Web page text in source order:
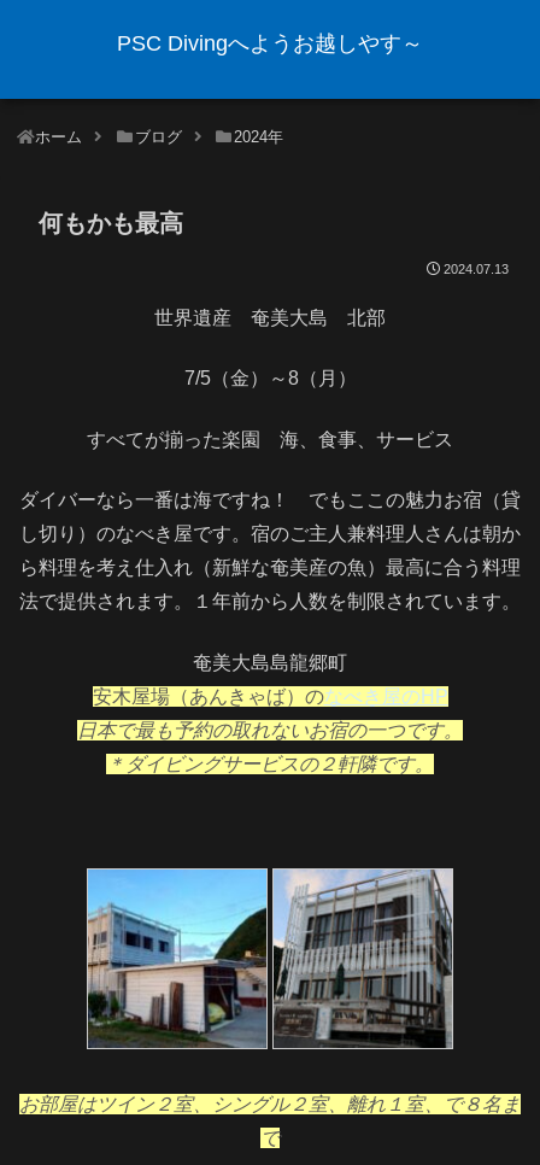
PSC Divingへようお越しやす～
ホーム ブログ 2024年
何もかも最高
2024.07.13
世界遺産 奄美大島 北部
7/5（金）～8（月）
すべてが揃った楽園 海、食事、サービス
ダイバーなら一番は海ですね！ でもここの魅力お宿（貸
し切り）のなべき屋です。宿のご主人兼料理人さんは朝か
ら料理を考え仕入れ（新鮮な奄美産の魚）最高に合う料理
法で提供されます。１年前から人数を制限されています。
奄美大島島龍郷町
安木屋場（あんきゃば）のなべき屋のHP
日本で最も予約の取れないお宿の一つです。
＊ダイビングサービスの２軒隣です。
お部屋はツイン２室、シングル２室、離れ１室、で８名ま
で